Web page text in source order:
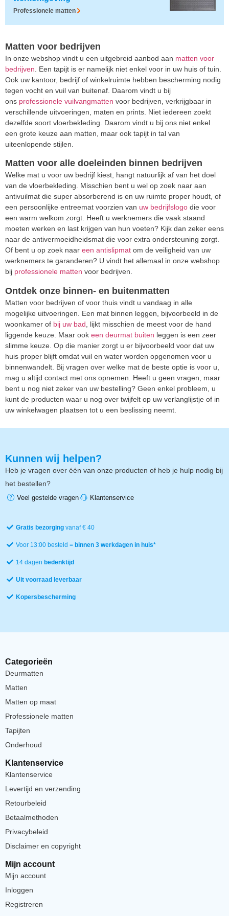
Professionele matten
Matten voor bedrijven
In onze webshop vindt u een uitgebreid aanbod aan matten voor
bedrijven . Een tapijt is er namelijk niet enkel voor in uw huis of tuin.
Ook uw kantoor, bedrijf of winkelruimte hebben bescherming nodig
tegen vocht en vuil van buitenaf. Daarom vindt u bij
ons professionele vuilvangmatten voor bedrijven, verkrijgbaar in
verschillende uitvoeringen, maten en prints. Niet iedereen zoekt
dezelfde soort vloerbekleding. Daarom vindt u bij ons niet enkel
een grote keuze aan matten, maar ook tapijt in tal van
uiteenlopende stijlen.
Matten voor alle doeleinden binnen bedrijven
Welke mat u voor uw bedrijf kiest, hangt natuurlijk af van het doel
van de vloerbekleding. Misschien bent u wel op zoek naar aan
antivuilmat die super absorberend is en uw ruimte proper houdt, of
een persoonlijke entreemat voorzien van uw bedrijfslogo die voor
een warm welkom zorgt. Heeft u werknemers die vaak staand
moeten werken en last krijgen van hun voeten? Kijk dan zeker eens
naar de antivermoeidheidsmat die voor extra ondersteuning zorgt.
Of bent u op zoek naar een antislipmat om de veiligheid van uw
werknemers te garanderen? U vindt het allemaal in onze webshop
bij professionele matten voor bedrijven.
Ontdek onze binnen- en buitenmatten
Matten voor bedrijven of voor thuis vindt u vandaag in alle
mogelijke uitvoeringen. Een mat binnen leggen, bijvoorbeeld in de
woonkamer of bij uw bad , lijkt misschien de meest voor de hand
liggende keuze. Maar ook een deurmat buiten leggen is een zeer
slimme keuze. Op die manier zorgt u er bijvoorbeeld voor dat uw
huis proper blijft omdat vuil en water worden opgenomen voor u
binnenwandelt. Bij vragen over welke mat de beste optie is voor u,
mag u altijd contact met ons opnemen. Heeft u geen vragen, maar
bent u nog niet zeker van uw bestelling? Geen enkel probleem, u
kunt de producten waar u nog over twijfelt op uw verlanglijstje of in
uw winkelwagen plaatsen tot u een beslissing neemt.
Kunnen wij helpen?
Heb je vragen over één van onze producten of heb je hulp nodig bij
het bestellen?
Veel gestelde vragen Klantenservice
Gratis bezorgingvanaf € 40
Voor 13:00 besteld =binnen 3 werkdagen in huis*
14 dagenbedenktijd
Uit voorraad leverbaar
Kopersbescherming
Categorieën
Deurmatten
Matten
Matten op maat
Professionele matten
Tapijten
Onderhoud
Klantenservice
Klantenservice
Levertijd en verzending
Retourbeleid
Betaalmethoden
Privacybeleid
Disclaimer en copyright
Mijn account
Mijn account
Inloggen
Registreren